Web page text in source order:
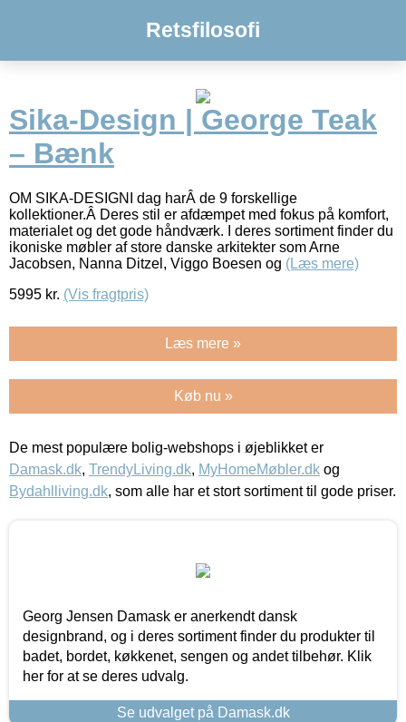
Retsfilosofi
Sika-Design | George Teak
– Bænk
OM SIKA-DESIGNI dag harÂ de 9 forskellige
kollektioner.Â Deres stil er afdæmpet med fokus på komfort,
materialet og det gode håndværk. I deres sortiment finder du
ikoniske møbler af store danske arkitekter som Arne
Jacobsen, Nanna Ditzel, Viggo Boesen og (Læs mere)
5995 kr. (Vis fragtpris)
Læs mere »
Køb nu »
De mest populære bolig-webshops i øjeblikket er
Damask.dk, TrendyLiving.dk, MyHomeMøbler.dk og
Bydahlliving.dk, som alle har et stort sortiment til gode priser.
Georg Jensen Damask er anerkendt dansk
designbrand, og i deres sortiment finder du produkter til
badet, bordet, køkkenet, sengen og andet tilbehør. Klik
her for at se deres udvalg.
Se udvalget på Damask.dk